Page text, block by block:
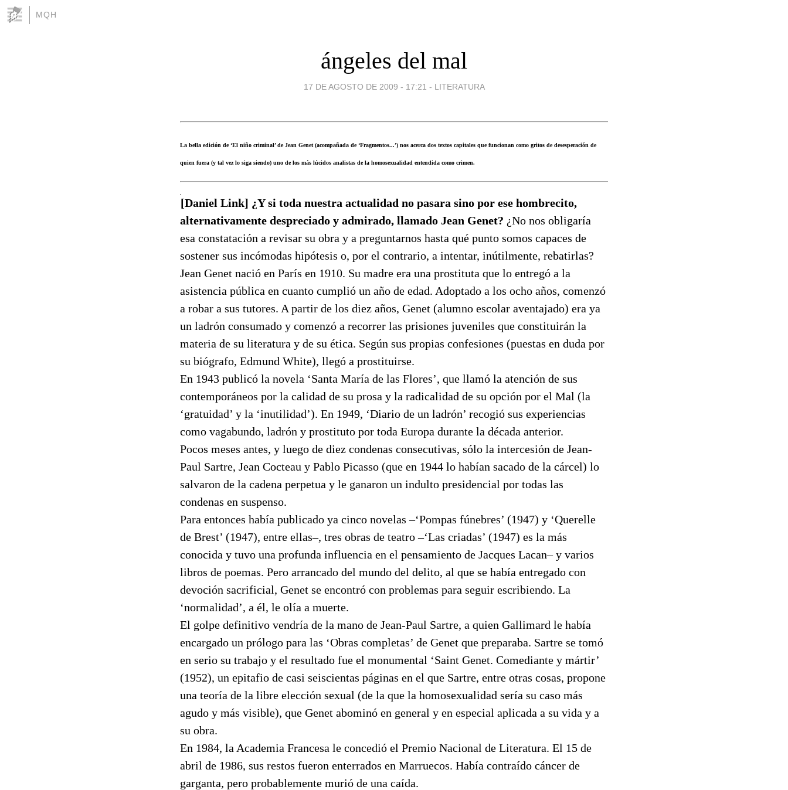
MQH
ángeles del mal
17 DE AGOSTO DE 2009 - 17:21 - LITERATURA
La bella edición de ‘El niño criminal’ de Jean Genet (acompañada de ‘Fragmentos...’) nos acerca dos textos capitales que funcionan como gritos de desesperación de
quien fuera (y tal vez lo siga siendo) uno de los más lúcidos analistas de la homosexualidad entendida como crimen.
[Daniel Link] ¿Y si toda nuestra actualidad no pasara sino por ese hombrecito,
alternativamente despreciado y admirado, llamado Jean Genet? ¿No nos obligaría
esa constatación a revisar su obra y a preguntarnos hasta qué punto somos capaces de
sostener sus incómodas hipótesis o, por el contrario, a intentar, inútilmente, rebatirlas?
Jean Genet nació en París en 1910. Su madre era una prostituta que lo entregó a la
asistencia pública en cuanto cumplió un año de edad. Adoptado a los ocho años, comenzó
a robar a sus tutores. A partir de los diez años, Genet (alumno escolar aventajado) era ya
un ladrón consumado y comenzó a recorrer las prisiones juveniles que constituirán la
materia de su literatura y de su ética. Según sus propias confesiones (puestas en duda por
su biógrafo, Edmund White), llegó a prostituirse.
En 1943 publicó la novela ‘Santa María de las Flores’, que llamó la atención de sus
contemporáneos por la calidad de su prosa y la radicalidad de su opción por el Mal (la
‘gratuidad’ y la ‘inutilidad’). En 1949, ‘Diario de un ladrón’ recogió sus experiencias
como vagabundo, ladrón y prostituto por toda Europa durante la década anterior.
Pocos meses antes, y luego de diez condenas consecutivas, sólo la intercesión de Jean-
Paul Sartre, Jean Cocteau y Pablo Picasso (que en 1944 lo habían sacado de la cárcel) lo
salvaron de la cadena perpetua y le ganaron un indulto presidencial por todas las
condenas en suspenso.
Para entonces había publicado ya cinco novelas –‘Pompas fúnebres’ (1947) y ‘Querelle
de Brest’ (1947), entre ellas–, tres obras de teatro –‘Las criadas’ (1947) es la más
conocida y tuvo una profunda influencia en el pensamiento de Jacques Lacan– y varios
libros de poemas. Pero arrancado del mundo del delito, al que se había entregado con
devoción sacrificial, Genet se encontró con problemas para seguir escribiendo. La
‘normalidad’, a él, le olía a muerte.
El golpe definitivo vendría de la mano de Jean-Paul Sartre, a quien Gallimard le había
encargado un prólogo para las ‘Obras completas’ de Genet que preparaba. Sartre se tomó
en serio su trabajo y el resultado fue el monumental ‘Saint Genet. Comediante y mártir’
(1952), un epitafio de casi seiscientas páginas en el que Sartre, entre otras cosas, propone
una teoría de la libre elección sexual (de la que la homosexualidad sería su caso más
agudo y más visible), que Genet abominó en general y en especial aplicada a su vida y a
su obra.
En 1984, la Academia Francesa le concedió el Premio Nacional de Literatura. El 15 de
abril de 1986, sus restos fueron enterrados en Marruecos. Había contraído cáncer de
garganta, pero probablemente murió de una caída.